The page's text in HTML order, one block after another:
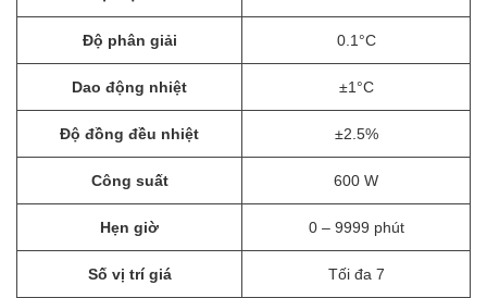
Độ phân giải 0.1°C
Dao động nhiệt ±1°C
Độ đồng đều nhiệt ±2.5%
Công suất 600 W
Hẹn giờ 0 – 9999 phút
Số vị trí giá Tối đa 7